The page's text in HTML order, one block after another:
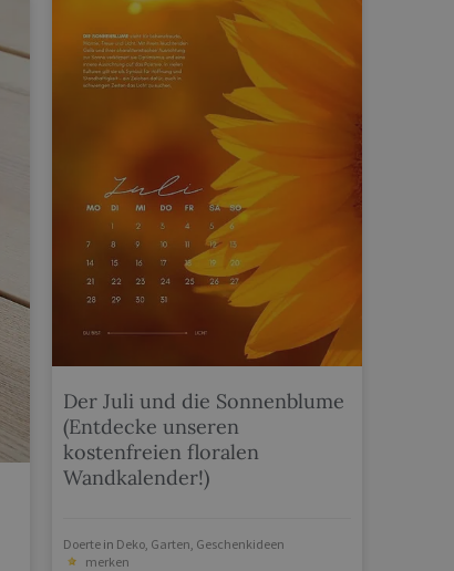
Der Juli und die Sonnenblume
(Entdecke unseren
kostenfreien floralen
Wandkalender!)
Doerte in Deko Garten Geschenkideen
merken